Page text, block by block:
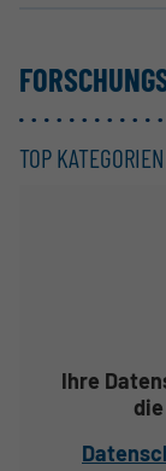
TOP
Ihre